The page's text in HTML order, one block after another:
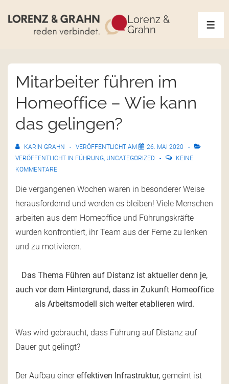
Lorenz &
Grahn
Mitarbeiter führen im
Homeoffice – Wie kann
das gelingen?
KARIN GRAHN VERÖFFENTLICHT AM
26. MAI 2020
VERÖFFENTLICHT IN FÜHRUNG, UNCATEGORIZED
KEINE
KOMMENTARE
Die vergangenen Wochen waren in besonderer Weise
herausfordernd und werden es bleiben! Viele Menschen
arbeiten aus dem Homeoffice und Führungskräfte
wurden konfrontiert, ihr Team aus der Ferne zu lenken
und zu motivieren.
Das Thema Führen auf Distanz ist aktueller denn je,
auch vor dem Hintergrund, dass in Zukunft Homeoffice
als Arbeitsmodell sich weiter etablieren wird.
Was wird gebraucht, dass Führung auf Distanz auf
Dauer gut gelingt?
Der Aufbau einereffektiven Infrastruktur, gemeint ist